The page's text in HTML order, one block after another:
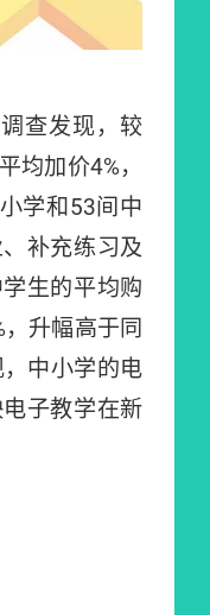
查发现，较
均加价4%，
学和53间中
补充练习及
生的平均购
升幅高于同
中小学的电
子教学在新